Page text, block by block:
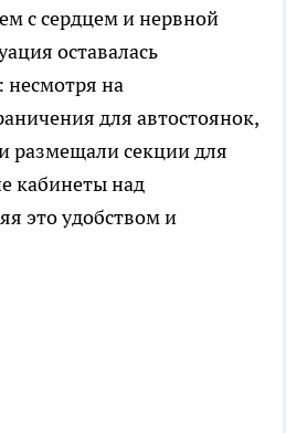
с сердцем и нервной
оставалась
несмотря на
для автостоянок,
размещали секции для
кабинеты над
это удобством и